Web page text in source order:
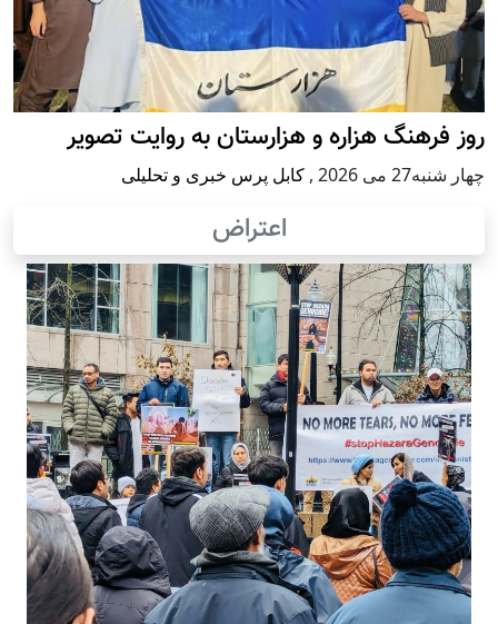
روز فرهنگ هزاره و هزارستان به روایت تصویر
چهار شنبه27 می 2026 , کابل پرس خبری و تحلیلی
اعتراض